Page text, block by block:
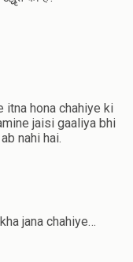
itna hona chahiye ki
jaisi gaaliya bhi
nahi hai.
jana chahiye…